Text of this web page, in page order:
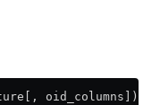
oid_columns])